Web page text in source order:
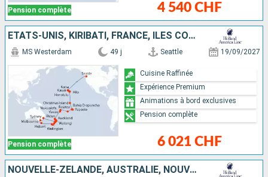
Pension complète 4 540 CHF
ÉTATS-UNIS, KIRIBATI, FRANCE, ÎLES COOK, TONGA, AUSTRALIE, NOUVELLE-ZÉLANDE
Pension complète
MS Westerdam 49 j Seattle 19/09/2027
6 021 CHF
Cuisine Raffinée
Expérience Premium
Animations à bord exclusives
Pension complète
NOUVELLE-ZÉLANDE, AUSTRALIE, NOUVELLE-CALÉDONIE, VANUATU, FIDJI (ÎLES), TONGA, ÎLES COOK, FRANCE, ÉTATS-UNIS